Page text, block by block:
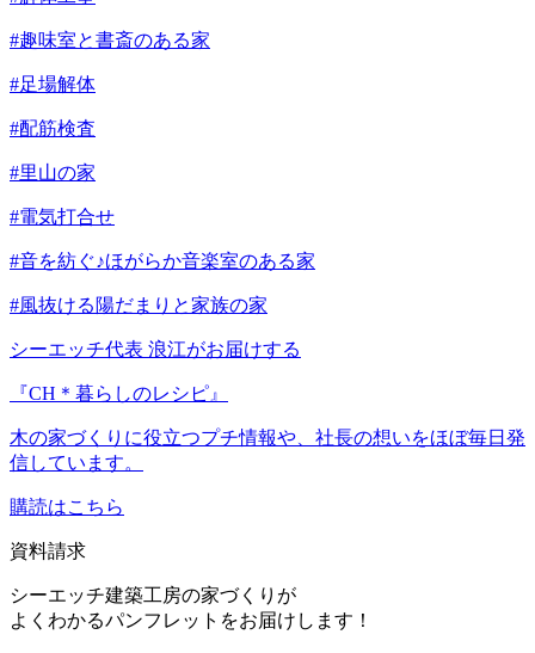
#趣味室と書斎のある家
#足場解体
#配筋検査
#里山の家
#電気打合せ
#音を紡ぐ♪ほがらか音楽室のある家
#風抜ける陽だまりと家族の家
シーエッチ代表 浪江がお届けする
『CH＊暮らしのレシピ』
木の家づくりに役立つプチ情報や、社長の想いをほぼ毎日発
信しています。
購読はこちら
資料請求
シーエッチ建築工房の家づくりが
よくわかるパンフレットをお届けします！